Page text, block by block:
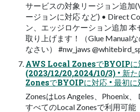
サービスの対象リージョン追加
ージョンに対応 など) • Direct
ン、エッジロケーション追加
取り上げます！（Glue Manual
なさい） #nw_jaws
AWS Local ZonesでBYOIPに
(2023/12/20,2024/10/3) • 新
ZonesでBYOIPに対応 • 最初
ZonesはLos Angeles、Phoenix
すべてのLocal Zonesで利用可